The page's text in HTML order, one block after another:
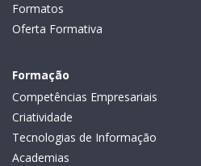
Formatos
Oferta Formativa
Formação
Competências Empresariais
Criatividade
Tecnologias de Informação
Academias